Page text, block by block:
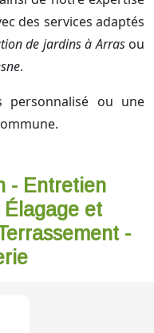
des services adaptés
de jardins à Arrasou
.
personnalisé ou une
- Entretien
et
-